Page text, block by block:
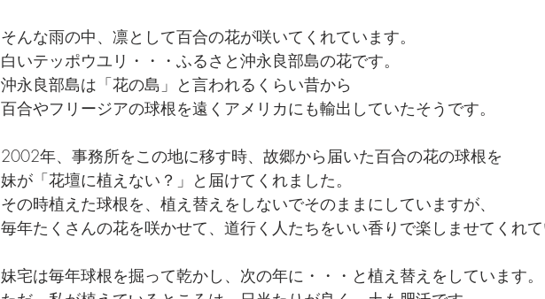
そんな雨の中、凛として百合の花が咲いてくれています。
白いテッポウユリ・・・ふるさと沖永良部島の花です。
沖永良部島は「花の島」と言われるくらい昔から
百合やフリージアの球根を遠くアメリカにも輸出していたそうです。
2002年、事務所をこの地に移す時、故郷から届いた百合の花の球根を
妹が「花壇に植えない？」と届けてくれました。
その時植えた球根を、植え替えをしないでそのままにしていますが、
毎年たくさんの花を咲かせて、道行く人たちをいい香りで楽しませてくれ
妹宅は毎年球根を掘って乾かし、次の年に・・・と植え替えをしています。